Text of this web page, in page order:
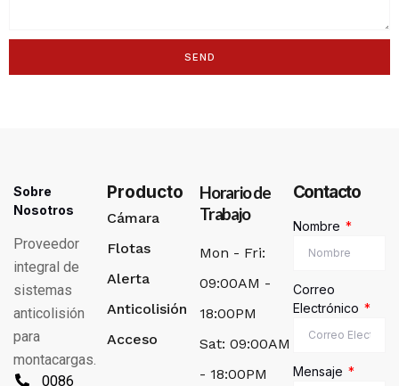
SEND
Sobre
Nosotros
Proveedor
integral de
sistemas
anticolisión
para
montacargas.
0086
Producto
Cámara
Flotas
Alerta
Anticolisión
Acceso
Horario de
Trabajo
Mon - Fri:
09:00AM -
18:00PM
Sat: 09:00AM
- 18:00PM
Contacto
Nombre
Correo
Electrónico
Mensaje